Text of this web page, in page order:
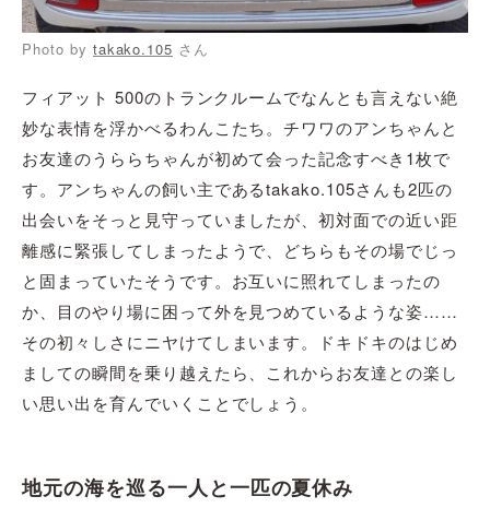
Photo by takako.105 さん
フィアット 500のトランクルームでなんとも言えない絶
妙な表情を浮かべるわんこたち。チワワのアンちゃんと
お友達のうららちゃんが初めて会った記念すべき1枚で
す。アンちゃんの飼い主であるtakako.105さんも2匹の
出会いをそっと見守っていましたが、初対面での近い距
離感に緊張してしまったようで、どちらもその場でじっ
と固まっていたそうです。お互いに照れてしまったの
か、目のやり場に困って外を見つめているような姿……
その初々しさにニヤけてしまいます。ドキドキのはじめ
ましての瞬間を乗り越えたら、これからお友達との楽し
い思い出を育んでいくことでしょう。
地元の海を巡る一人と一匹の夏休み